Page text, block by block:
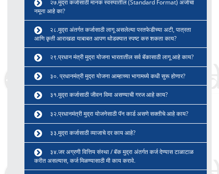
२७.मुद्रा कर्जासाठी मानक स्वरुपातील (Standard Format) अर्जाचा
नमूना आहे का?
२८.मुद्रा अंतर्गत कर्जासाठी लागू असलेल्या परतफेडीच्या अटी, पात्रता
आणि कृती आराखडा याबाबत आपण थोडक्यात स्पष्ट करु शकता काय?
२९.प्रधान मंत्री मुद्रा योजना भारतातील सर्व बॅकासाठी लागू आहे काय?
३०. प्रधानमंत्री मुद्रा योजना आम्हाच्या भागामध्ये कधी सुरू होणार?
३१.मुद्रा कर्जासाठी जीवन विमा असण्याची गरज आहे काय?
३२.प्रधानमंत्री मुद्रा योजनेसाठी पॅन कार्ड असणे सक्तीचे आहे काय?
३३.मुद्रा कर्जासाठी व्याजाचे दर काय आहे?
३४.जर अग्रणी वित्तिय संस्था / बॅक मुद्रा अंतर्गत कर्ज देण्यास टाळाटाळ
करीत असल्यास, कर्ज मिळण्यासाठी मी काय करावे.